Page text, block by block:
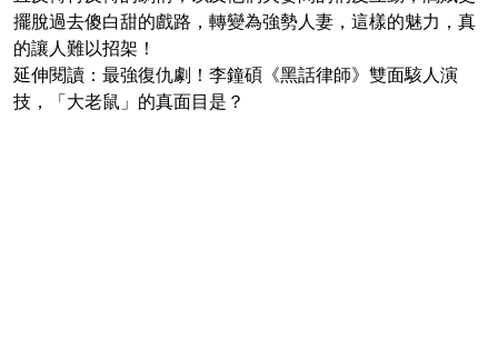
擺脫過去傻白甜的戲路，轉變為強勢人妻，這樣的魅力，真
的讓人難以招架！
延伸閱讀： 最強復仇劇！李鐘碩《黑話律師》雙面駭人演
技，「大老鼠」的真面目是？